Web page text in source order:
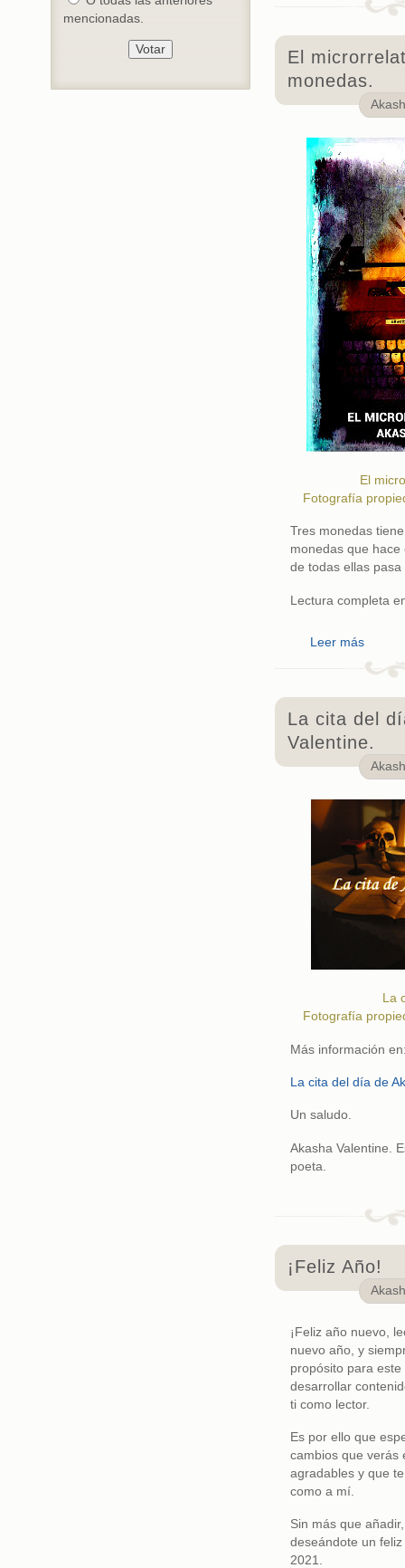
mencionadas.
El
monedas.
El
Fotografía
Tres monedas
monedas que
de todas ellas
Lectura completa
Leer más
La cita del
Valentine.
La
Fotografía
Más información
La cita del día de
Un saludo.
Akasha Valentine.
poeta.
¡Feliz Año!
¡Feliz año nuevo,
nuevo año, y
propósito para
desarrollar
ti como lector.
Es por ello que
cambios que verás
agradables y que
como a mí.
Sin más que
deseándote un
2021.